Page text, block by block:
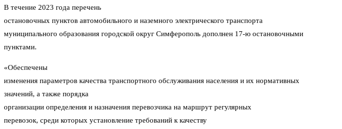
В течение 2023 года перечень
остановочных пунктов автомобильного и наземного электрического транспорта
муниципального образования городской округ Симферополь дополнен 17-ю остановочными
пунктами.
«Обеспечены
изменения параметров качества транспортного обслуживания населения и их нормативных
значений, а также порядка
организации определения и назначения перевозчика на маршрут регулярных
перевозок, среди которых установление требований к качеству